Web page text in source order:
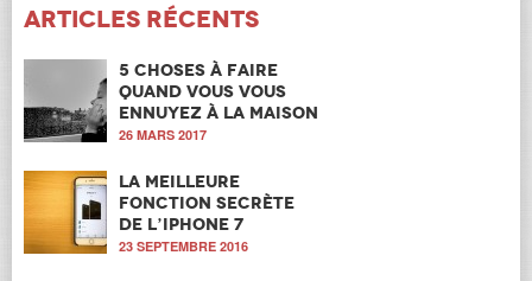
Articles récents
5 choses à faire
quand vous vous
ennuyez à la maison
26 MARS 2017
La meilleure
fonction secrète
de l’iPhone 7
23 SEPTEMBRE 2016